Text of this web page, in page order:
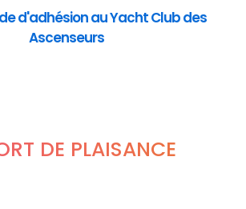
d'adhésion au Yacht Club des
Ascenseurs
DE PLAISANCE